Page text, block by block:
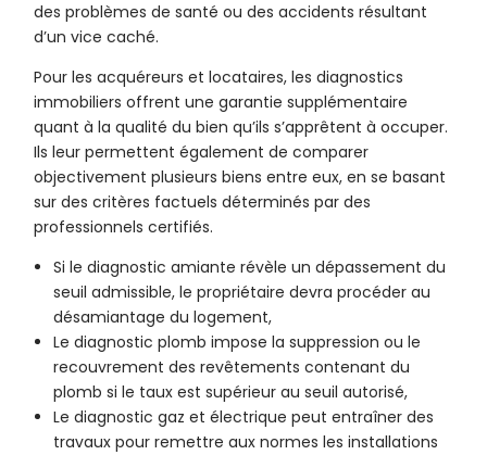
des problèmes de santé ou des accidents résultant
d’un vice caché.
Pour les acquéreurs et locataires, les diagnostics
immobiliers offrent une garantie supplémentaire
quant à la qualité du bien qu’ils s’apprêtent à occuper.
Ils leur permettent également de comparer
objectivement plusieurs biens entre eux, en se basant
sur des critères factuels déterminés par des
professionnels certifiés.
Si le diagnostic amiante révèle un dépassement du
seuil admissible, le propriétaire devra procéder au
désamiantage du logement,
Le diagnostic plomb impose la suppression ou le
recouvrement des revêtements contenant du
plomb si le taux est supérieur au seuil autorisé,
Le diagnostic gaz et électrique peut entraîner des
travaux pour remettre aux normes les installations